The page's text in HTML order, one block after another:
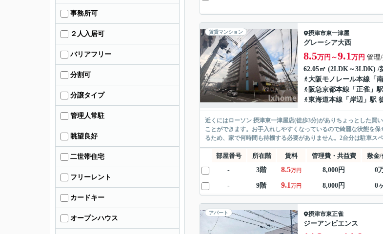
賃貸マンション 摂津市東一津屋
グレーシア大西
8.5万円～9.1万円 管理
62.05㎡ (2LDK～3LDK) /
大阪モノレール本線 「
阪急京都本線 「 正雀 」
東海道本線 「 岸辺 」駅
近くにはローソン 摂津東一津屋店(徒歩3分)がありちょっとした買
ことができます。お手入れしやすくなっているので綺麗な状態を
るため、家で何時間も待機する必要がありません。2台分は駐車ス
部屋番号 所在階 賃料 管理費・共益費 敷金/
-
3階 8.5万円 8,000円 0
- 9階 9.1万円 8,000円 0
アパート 摂津市東正雀
ジーアンビエンス
事務所可
２人入居可
バリアフリー
分割可
分譲タイプ
管理人常駐
眺望良好
二世帯住宅
フリーレント
カードキー
オープンハウス